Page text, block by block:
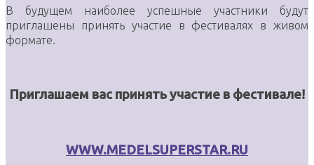
В будущем наиболее успешные участники будут
приглашены принять участие в фестивалях в живом
формате.
Приглашаем вас принять участие в фестивале!
WWW.MEDELSUPERSTAR.RU